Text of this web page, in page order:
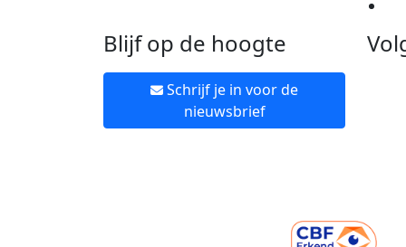
Blijf op de hoogte
Schrijf je in voor de
nieuwsbrief